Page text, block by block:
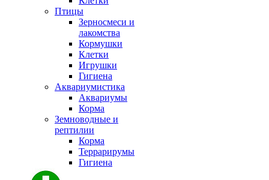
Птицы
Зерносмеси и
лакомства
Кормушки
Клетки
Игрушки
Гигиена
Аквариумистика
Аквариумы
Корма
Земноводные и
рептилии
Корма
Террарирумы
Гигиена